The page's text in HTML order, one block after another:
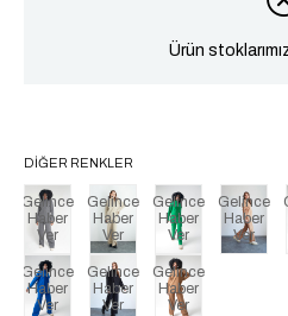
Ürün
DIĞER RENKLER
Gelince
Haber
Ver
Gelince
Haber
Ver
Gelince
Haber
Ver
Gelince
Haber
Ver
Gelince
Haber
Ver
Gelince
Haber
Ver
Gelince
Haber
Ver